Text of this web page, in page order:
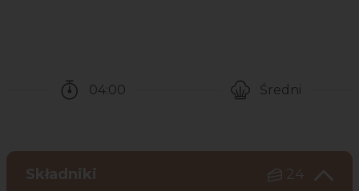
04:00
Średni
Składniki 24